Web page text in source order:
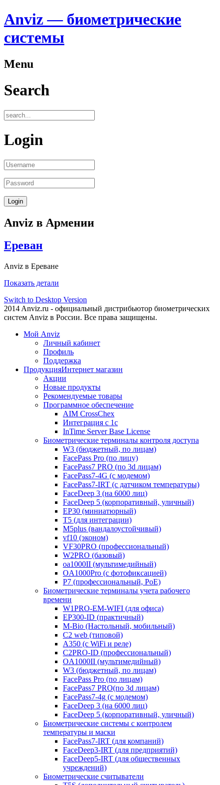
Anviz — биометрические
системы
Menu
Search
Login
Anviz в Армении
Ереван
Anviz в Ереване
Показать детали
Switch to Desktop Version
2014 Anviz.ru - официальный дистрибьютор биометрических
систем Anviz в России. Все права защищены.
Мой Anviz
Личный кабинет
Профиль
Поддержка
ПродукцияИнтернет магазин
Акции
Новые продукты
Рекомендуемые товары
Программное обеспечение
AIM CrossChex
Интеграция с 1с
InTime Server Base License
Биометрические терминалы контроля доступа
W3 (бюджетный, по лицам)
FacePass Pro (по лицу)
FacePass7 PRO (по 3d лицам)
FacePass7-4G (с модемом)
FacePass7-IRT (с датчиком температуры)
FaceDeep 3 (на 6000 лиц)
FaceDeep 5 (корпоративный, уличный)
EP30 (миниатюрный)
T5 (для интеграции)
M5plus (вандалоустойчивый)
vf10 (эконом)
VF30PRO (профессиональный)
W2PRO (базовый)
oa1000II (мультимедийный)
OA1000Pro (с фотофиксацией)
P7 (профессиональный, PoE)
Биометрические терминалы учета рабочего
времени
W1PRO-EM-WIFI (для офиса)
EP300-ID (практичный)
M-Bio (Настольный, мобильный)
С2 web (типовой)
A350 (с WiFi и реле)
C2PRO-ID (профессиональный)
OA1000II (мультимедийный)
W3 (бюджетный, по лицам)
FacePass Pro (по лицам)
FacePass7 PRO(по 3d лицам)
FacePass7-4g (с модемом)
FaceDeep 3 (на 6000 лиц)
FaceDeep 5 (корпоративный, уличный)
Биометрические системы с контролем
температуры и маски
FacePass7-IRT (для компаний)
FaceDeep3-IRT (для предприятий)
FaceDeep5-IRT (для общественных
учреждений)
Биометрические считыватели